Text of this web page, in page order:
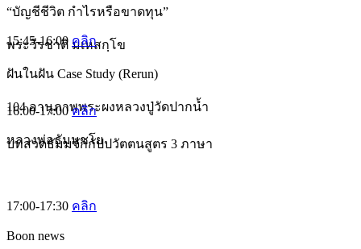
“บัญชีชีวิต กำไรหรือขาดทุน”
พระวีรชาติ มเหสกฺโข
15:45-16:00 คลิก
ฝันในฝัน Case Study (Rerun)
104 อานุภาพพระผงหลวงปู่วัดปากน้ำ
หลวงพ่อธัมมชโย
16:00-17:00คลิก
บทสวดธัมมจักกัปปวัตตนสูตร 3 ภาษา
17:00-17:30 คลิก
Boon news